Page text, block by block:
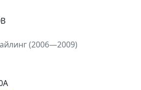
(2006—2009)